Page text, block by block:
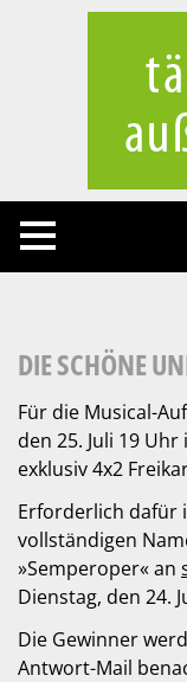
DIE SCHÖNE
Für die Musical-
den 25. Juli 19
exklusiv 4x2
Erforderlich dafür
vollständigen
»Semperoper« an
Dienstag, den 24.
Die Gewinner
Antwort-Mail
Cookies